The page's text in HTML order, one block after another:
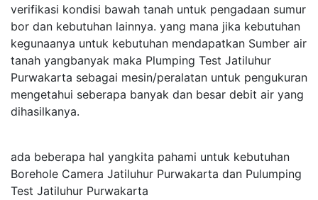
verifikasi kondisi bawah tanah untuk pengadaan sumur
bor dan kebutuhan lainnya. yang mana jika kebutuhan
kegunaanya untuk kebutuhan mendapatkan Sumber air
tanah yangbanyak maka Plumping Test Jatiluhur
Purwakarta sebagai mesin/peralatan untuk pengukuran
mengetahui seberapa banyak dan besar debit air yang
dihasilkanya.
ada beberapa hal yangkita pahami untuk kebutuhan
Borehole Camera Jatiluhur Purwakarta dan Pulumping
Test Jatiluhur Purwakarta